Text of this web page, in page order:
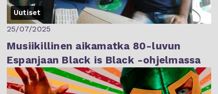
Uutiset
25/07/2025
Musiikillinen aikamatka 80-luvun
Espanjaan Black is Black -ohjelmassa